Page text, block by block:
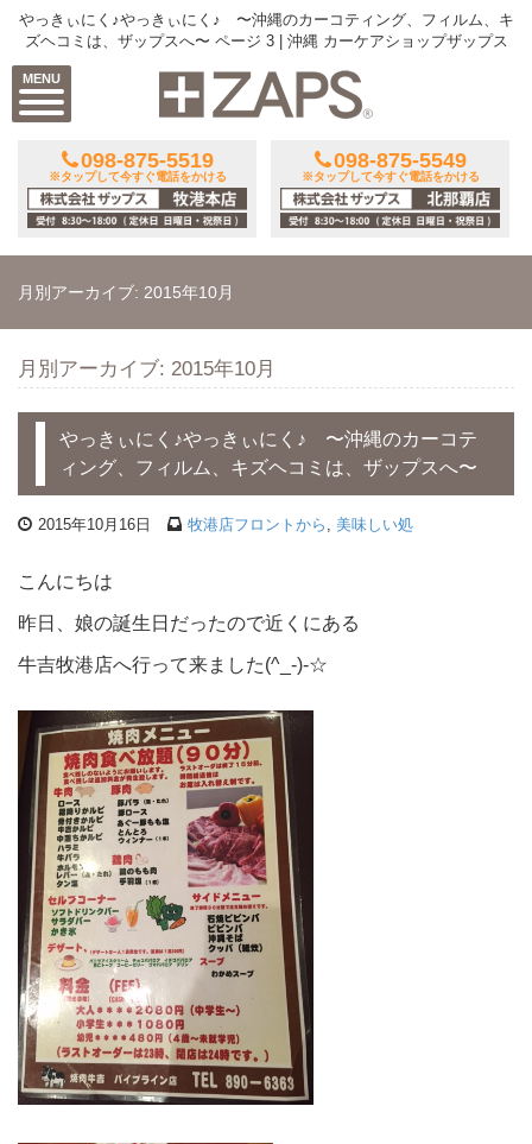
MENU
やっきぃにく♪やっきぃにく♪ 〜沖縄のカーコティング、フィルム、キ
ズヘコミは、ザップスへ〜 ページ 3 | 沖縄 カーケアショップザップス
098-875-5519
※タップして今すぐ電話をかける
098-875-5549
※タップして今すぐ電話をかける
月別アーカイブ: 2015年10月
月別アーカイブ: 2015年10月
やっきぃにく♪やっきぃにく♪ 〜沖縄のカーコテ
ィング、フィルム、キズヘコミは、ザップスへ〜
2015年10月16日 牧港店フロントから 美味しい処
こんにちは
昨日、娘の誕生日だったので近くにある
牛吉牧港店へ行って来ました(^_-)-☆